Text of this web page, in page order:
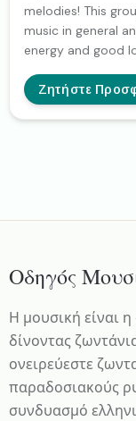
melodies! This group of musicians is passionate about
music in general
energy and good
an acoustic quartet
large repertoire
music
performance
always welcome
generations to
Ζητήστε
Οδηγός
Η μουσική είναι
δίνοντας
ονειρεύεστε
παραδοσιακούς
συνδυασμό